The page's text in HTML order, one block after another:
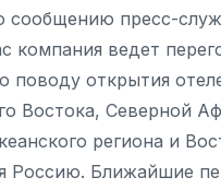
сообщению пресс-
компания ведет
поводу открытия
Востока, Северной
региона и
Россию. Ближайшие